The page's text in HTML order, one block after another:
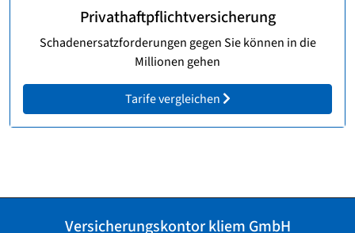
Privathaftpflichtversicherung
Schadenersatzforderungen gegen Sie können in die
Millionen gehen
Tarife vergleichen
Versicherungskontor kliem GmbH